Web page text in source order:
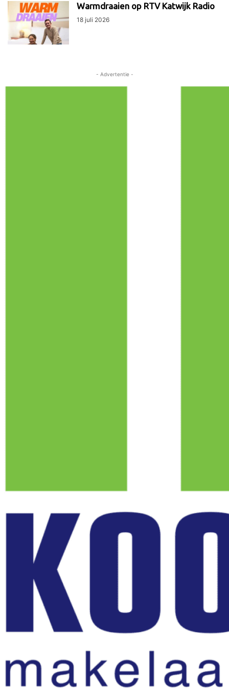
Warmdraaien op RTV Katwijk Radio
18 juli 2026
- Advertentie -